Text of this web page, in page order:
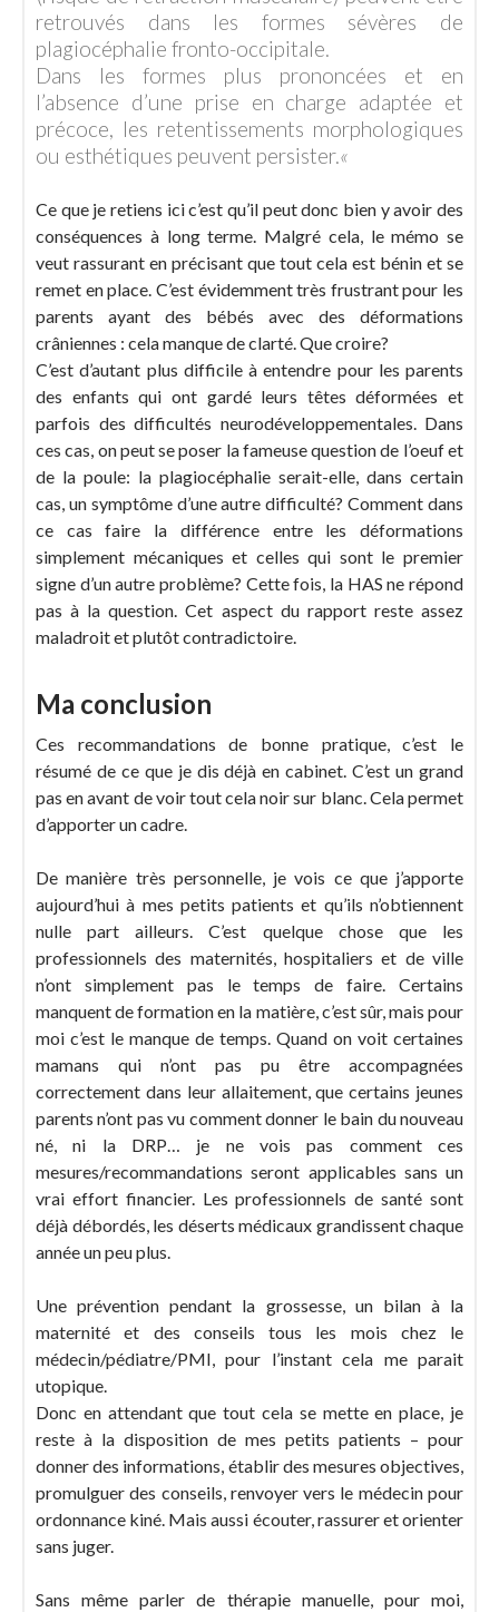
retrouvés dans les formes sévères de
plagiocéphalie fronto-occipitale.
Dans les formes plus prononcées et en
l’absence d’une prise en charge adaptée et
précoce, les retentissements morphologiques
ou esthétiques peuvent persister.«
Ce que je retiens ici c’est qu’il peut donc bien y avoir des
conséquences à long terme. Malgré cela, le mémo se
veut rassurant en précisant que tout cela est bénin et se
remet en place. C’est évidemment très frustrant pour les
parents ayant des bébés avec des déformations
crâniennes : cela manque de clarté. Que croire?
C’est d’autant plus difficile à entendre pour les parents
des enfants qui ont gardé leurs têtes déformées et
parfois des difficultés neurodéveloppementales. Dans
ces cas, on peut se poser la fameuse question de l’oeuf et
de la poule: la plagiocéphalie serait-elle, dans certain
cas, un symptôme d’une autre difficulté? Comment dans
ce cas faire la différence entre les déformations
simplement mécaniques et celles qui sont le premier
signe d’un autre problème? Cette fois, la HAS ne répond
pas à la question. Cet aspect du rapport reste assez
maladroit et plutôt contradictoire.
Ma conclusion
Ces recommandations de bonne pratique, c’est le
résumé de ce que je dis déjà en cabinet. C’est un grand
pas en avant de voir tout cela noir sur blanc. Cela permet
d’apporter un cadre.
De manière très personnelle, je vois ce que j’apporte
aujourd’hui à mes petits patients et qu’ils n’obtiennent
nulle part ailleurs. C’est quelque chose que les
professionnels des maternités, hospitaliers et de ville
n’ont simplement pas le temps de faire. Certains
manquent de formation en la matière, c’est sûr, mais pour
moi c’est le manque de temps. Quand on voit certaines
mamans qui n’ont pas pu être accompagnées
correctement dans leur allaitement, que certains jeunes
parents n’ont pas vu comment donner le bain du nouveau
né, ni la DRP… je ne vois pas comment ces
mesures/recommandations seront applicables sans un
vrai effort financier. Les professionnels de santé sont
déjà débordés, les déserts médicaux grandissent chaque
année un peu plus.
Une prévention pendant la grossesse, un bilan à la
maternité et des conseils tous les mois chez le
médecin/pédiatre/PMI, pour l’instant cela me parait
utopique.
Donc en attendant que tout cela se mette en place, je
reste à la disposition de mes petits patients – pour
donner des informations, établir des mesures objectives,
promulguer des conseils, renvoyer vers le médecin pour
ordonnance kiné. Mais aussi écouter, rassurer et orienter
sans juger.
Sans même parler de thérapie manuelle, pour moi,